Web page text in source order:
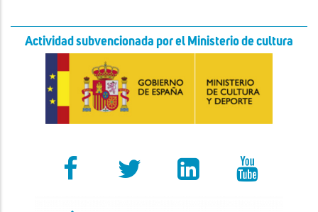
Actividad subvencionada por el Ministerio de cultura